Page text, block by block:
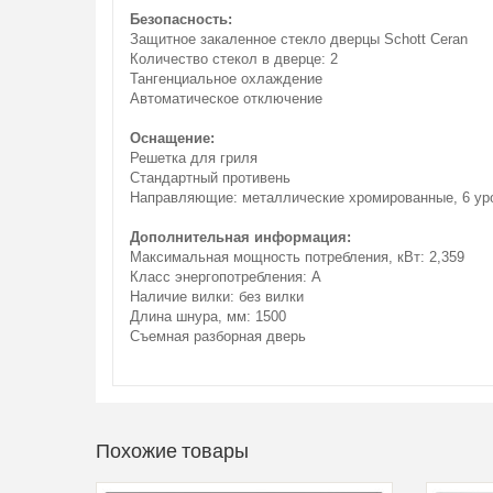
Безопасность:
Защитное закаленное стекло дверцы Schott Ceran
Количество стекол в дверце: 2
Тангенциальное охлаждение
Автоматическое отключение
Оснащение:
Решетка для гриля
Стандартный противень
Направляющие: металлические хромированные, 6
Дополнительная информация:
Максимальная мощность потребления, кВт: 2,359
Класс энергопотребления: A
Наличие вилки: без вилки
Длина шнура, мм: 1500
Съемная разборная дверь
Похожие товары